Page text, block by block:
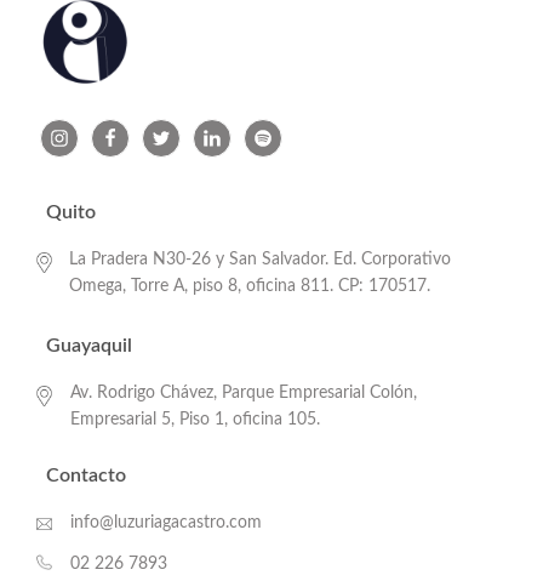
Quito
La Pradera N30-26 y San Salvador. Ed. Corporativo
Omega, Torre A, piso 8, oficina 811. CP: 170517.
Guayaquil
Av. Rodrigo Chávez, Parque Empresarial Colón,
Empresarial 5, Piso 1, oficina 105.
Contacto
info@luzuriagacastro.com
02 226 7893